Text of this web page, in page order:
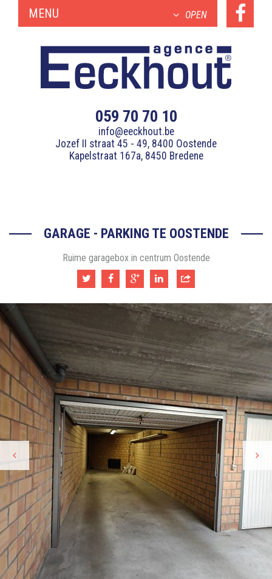
MENU OPEN
059 70 70 10
info@eeckhout.be
Jozef II straat 45 - 49, 8400 Oostende
Kapelstraat 167a, 8450 Bredene
GARAGE - PARKING TE OOSTENDE
Ruime garagebox in centrum Oostende